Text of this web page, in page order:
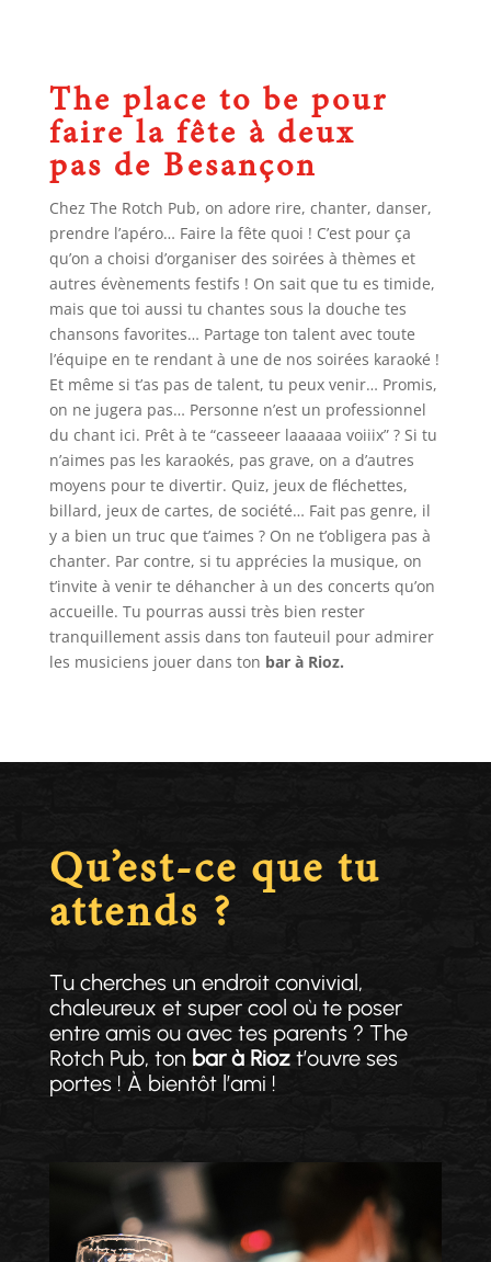
The place to be pour
faire la fête à deux
pas de Besançon
Chez The Rotch Pub, on adore rire, chanter, danser,
prendre l’apéro… Faire la fête quoi ! C’est pour ça
qu’on a choisi d’organiser des soirées à thèmes et
autres évènements festifs ! On sait que tu es timide,
mais que toi aussi tu chantes sous la douche tes
chansons favorites… Partage ton talent avec toute
l’équipe en te rendant à une de nos soirées karaoké !
Et même si t’as pas de talent, tu peux venir… Promis,
on ne jugera pas… Personne n’est un professionnel
du chant ici. Prêt à te “casseeer laaaaaa voiiix” ? Si tu
n’aimes pas les karaokés, pas grave, on a d’autres
moyens pour te divertir. Quiz, jeux de fléchettes,
billard, jeux de cartes, de société… Fait pas genre, il
y a bien un truc que t’aimes ? On ne t’obligera pas à
chanter. Par contre, si tu apprécies la musique, on
t’invite à venir te déhancher à un des concerts qu’on
accueille. Tu pourras aussi très bien rester
tranquillement assis dans ton fauteuil pour admirer
les musiciens jouer dans ton bar à Rioz.
Qu’est-ce que tu
attends ?
Tu cherches un endroit convivial,
chaleureux et super cool où te poser
entre amis ou avec tes parents ? The
Rotch Pub, ton bar à Riozt’ouvre ses
portes ! À bientôt l’ami !